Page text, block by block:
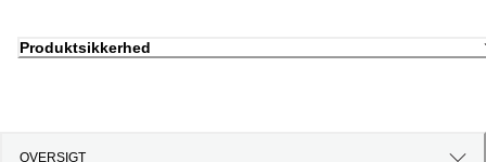
Produktsikkerhed
OVERSIGT